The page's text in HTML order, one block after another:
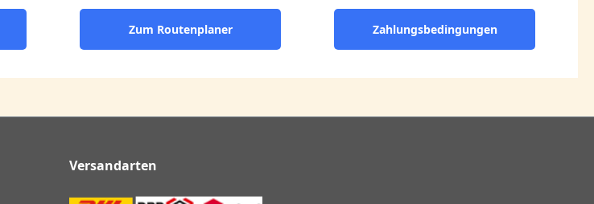
Zum Routenplaner Zahlungsbedingungen
Versandarten